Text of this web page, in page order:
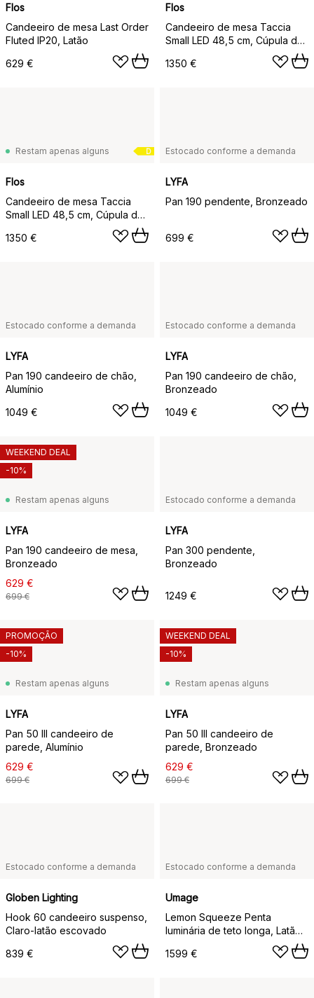
Flos
Candeeiro de mesa Last Order
Fluted IP20, Latão
629 €
Flos
Candeeiro de mesa Taccia
Small LED 48,5 cm, Cúpula de
1350 €
D
Restam apenas alguns
Flos
Candeeiro de mesa Taccia
Small LED 48,5 cm, Cúpula de
1350 €
Estocado conforme a demanda
LYFA
Pan 190 pendente, Bronzeado
699 €
Estocado conforme a demanda
LYFA
Pan 190 candeeiro de chão,
Alumínio
1049 €
Estocado conforme a demanda
LYFA
Pan 190 candeeiro de chão,
Bronzeado
1049 €
Restam apenas alguns
LYFA
Pan 190 candeeiro de mesa,
Bronzeado
629 €
699 €
WEEKEND DEAL
-10%
Estocado conforme a demanda
LYFA
Pan 300 pendente,
Bronzeado
1249 €
Restam apenas alguns
LYFA
Pan 50 III candeeiro de
parede, Alumínio
629 €
699 €
PROMOÇÃO
-10%
Restam apenas alguns
LYFA
Pan 50 III candeeiro de
parede, Bronzeado
629 €
699 €
WEEKEND DEAL
-10%
Estocado conforme a demanda
Globen Lighting
Hook 60 candeeiro suspenso,
Claro-latão escovado
839 €
Estocado conforme a demanda
Umage
Lemon Squeeze Penta
luminária de teto longa, Latão
1599 €